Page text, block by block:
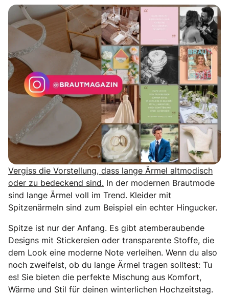
Vergiss die Vorstellung, dass lange Ärmel altmodisch
oder zu bedeckend sind. In der modernen Brautmode
sind lange Ärmel voll im Trend. Kleider mit
Spitzenärmeln sind zum Beispiel ein echter Hingucker.
Spitze ist nur der Anfang. Es gibt atemberaubende
Designs mit Stickereien oder transparente Stoffe, die
dem Look eine moderne Note verleihen. Wenn du also
noch zweifelst, ob du lange Ärmel tragen solltest: Tu
es! Sie bieten die perfekte Mischung aus Komfort,
Wärme und Stil für deinen winterlichen Hochzeitstag.